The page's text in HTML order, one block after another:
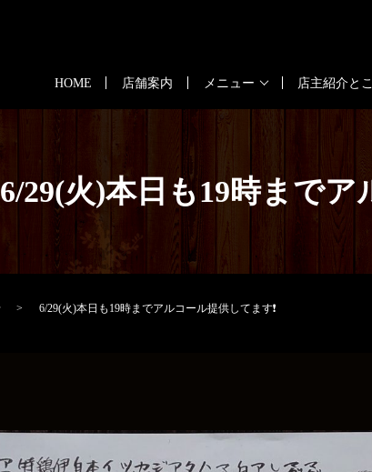
HOME 店舗案内 メニュー 店主紹介と
6/29(火)本日も19時までア
6/29(火)本日も19時までアルコール提供してます❗